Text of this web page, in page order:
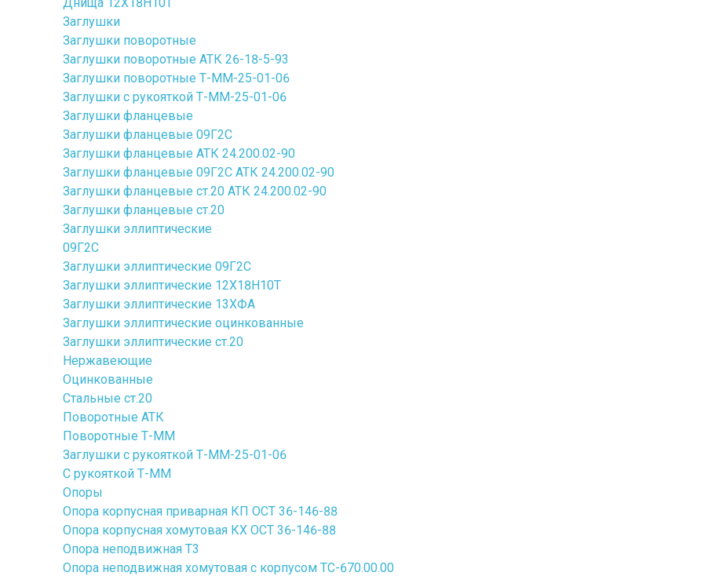
Заглушки
Заглушки поворотные
Заглушки поворотные АТК 26-18-5-93
Заглушки поворотные Т-ММ-25-01-06
Заглушки с рукояткой Т-ММ-25-01-06
Заглушки фланцевые
Заглушки фланцевые 09Г2С
Заглушки фланцевые АТК 24.200.02-90
Заглушки фланцевые 09Г2С АТК 24.200.02-90
Заглушки фланцевые ст.20 АТК 24.200.02-90
Заглушки фланцевые ст.20
Заглушки эллиптические
09Г2С
Заглушки эллиптические 09Г2С
Заглушки эллиптические 12Х18Н10Т
Заглушки эллиптические 13ХФА
Заглушки эллиптические оцинкованные
Заглушки эллиптические ст.20
Нержавеющие
Оцинкованные
Стальные ст.20
Поворотные АТК
Поворотные Т-ММ
Заглушки с рукояткой Т-ММ-25-01-06
С рукояткой Т-ММ
Опоры
Опора корпусная приварная КП ОСТ 36-146-88
Опора корпусная хомутовая КХ ОСТ 36-146-88
Опора неподвижная Т3
Опора неподвижная хомутовая с корпусом ТС-670.00.00